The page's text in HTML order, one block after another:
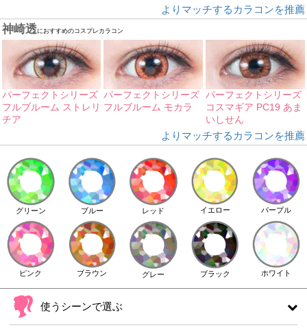
よりマッチするカラコンを推薦
神崎透におすすめのコスプレカラコン
パーフェクトシリーズ
フルブルーム ストレリ
チア
パーフェクトシリーズ
フルブルーム モカラ
パーフェクトシリーズ
コスマギア PC19 あま
いしせん
よりマッチするカラコンを推薦
グリーン ブルー レッド イエロー パープル
ピンク ブラウン グレー ブラック ホワイト
使うシーンで選ぶ